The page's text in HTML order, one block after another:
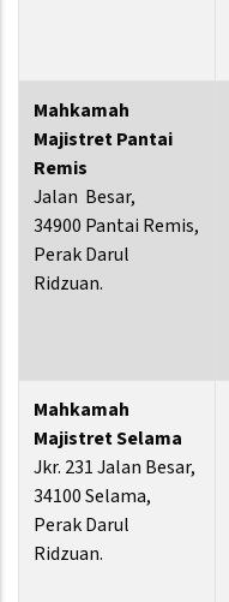
Mahkamah
Majistret Pantai
Remis
Jalan Besar,
34900 Pantai Remis,
Perak Darul
Ridzuan.
Mahkamah
Majistret Selama
Jkr. 231 Jalan Besar,
34100 Selama,
Perak Darul
Ridzuan.